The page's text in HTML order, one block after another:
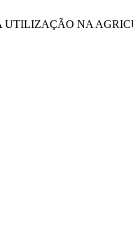
UTILIZAÇÃO NA